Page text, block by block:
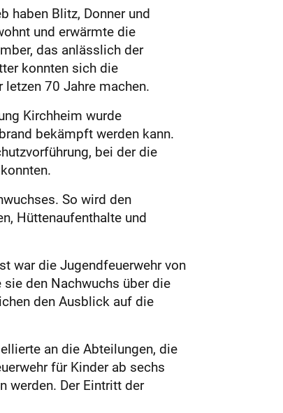
haben Blitz, Donner und
und erwärmte die
das anlässlich der
konnten sich die
letzen 70 Jahre machen.
Kirchheim wurde
bekämpft werden kann.
bei der die
So wird den
Hüttenaufenthalte und
war die Jugendfeuerwehr von
den Nachwuchs über die
den Ausblick auf die
an die Abteilungen, die
für Kinder ab sechs
werden. Der Eintritt der